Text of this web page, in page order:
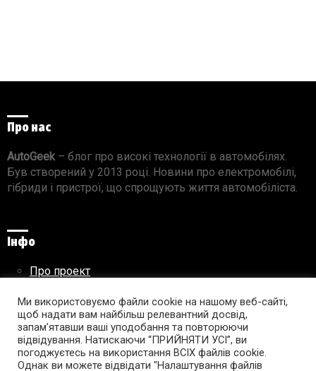
Про нас
AutoGeek– блог про високі технології в автомобілях.
Був створений у 2013 році. Новини про електромобілі,
гібриди і пристрої, що спрощують життя автомобіліста.
Інфо
Про проект
Правила використання матеріалів
Підпишись на AutoGeek!
Ми використовуємо файли cookie на нашому веб-сайті,
щоб надати вам найбільш релевантний досвід,
запам’ятавши ваші уподобання та повторюючи
відвідування. Натискаючи “ПРИЙНЯТИ УСІ”, ви
погоджуєтесь на використання ВСІХ файлів cookie.
Однак ви можете відвідати "Налаштування файлів